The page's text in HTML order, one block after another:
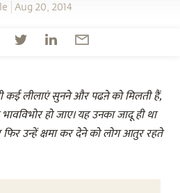
Aug 20, 2014
लीलाएं सुनने और पढऩे को मिलती हैं,
हो जाए। यह उनका जादू ही था
उन्हें क्षमा कर देने को लोग आतुर रहते